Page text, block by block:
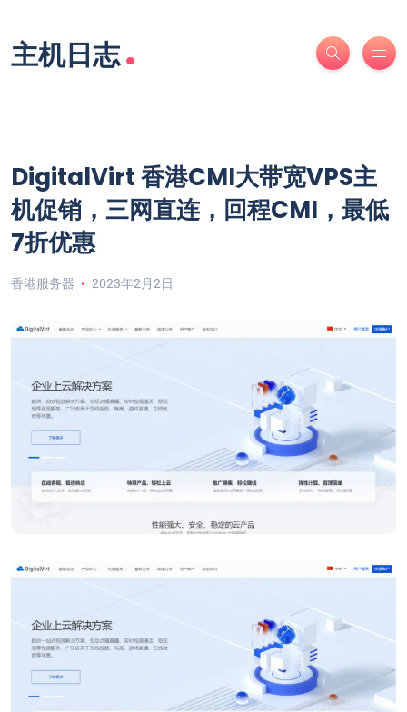
主机日志.
DigitalVirt 香港CMI大带宽VPS主
机促销，三网直连，回程CMI，最低
7折优惠
香港服务器 2023年2月2日